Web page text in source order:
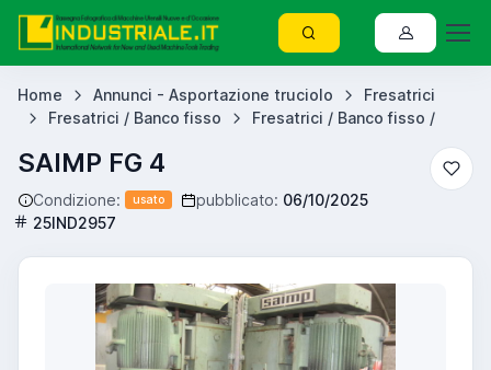
Home Annunci - Asportazione truciolo
Fresatrici
Fresatrici / Banco fisso
Fresatrici / Banco fisso /
SAIMP FG 4
Condizione: usato pubblicato: 06/10/2025
25IND2957